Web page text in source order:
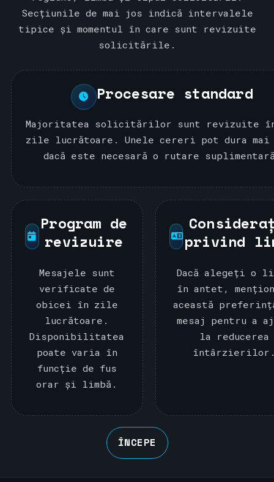
Secțiunile de mai jos indică intervalele
tipice și momentul în care sunt revizuite
solicitările.
Procesare standard
Majoritatea solicitărilor sunt revizuite
zile lucrătoare. Unele cereri pot dura mai
dacă este necesară o rutare
Program de
revizuire
Mesajele sunt
verificate de
obicei în zile
lucrătoare.
Disponibilitatea
poate varia în
funcție de fus
orar și limbă.
privind
Dacă alegeți o
în antet,
această
mesaj pentru a
la reducerea
ÎNCEPE